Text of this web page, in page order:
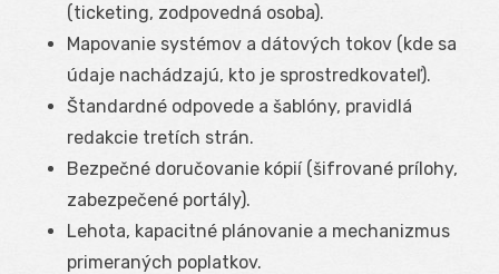
(ticketing, zodpovedná osoba).
Mapovanie systémov a dátových tokov (kde sa
údaje nachádzajú, kto je sprostredkovateľ).
Štandardné odpovede a šablóny, pravidlá
redakcie tretích strán.
Bezpečné doručovanie kópií (šifrované prílohy,
zabezpečené portály).
Lehota, kapacitné plánovanie a mechanizmus
primeraných poplatkov.